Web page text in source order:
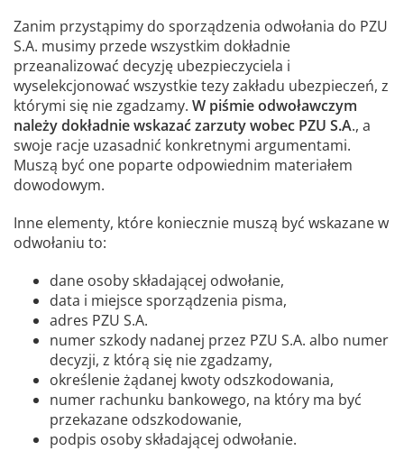
Zanim przystąpimy do sporządzenia odwołania do PZU
S.A. musimy przede wszystkim dokładnie
przeanalizować decyzję ubezpieczyciela i
wyselekcjonować wszystkie tezy zakładu ubezpieczeń, z
którymi się nie zgadzamy. W piśmie odwoławczym
należy dokładnie wskazać zarzuty wobec PZU S.A., a
swoje racje uzasadnić konkretnymi argumentami.
Muszą być one poparte odpowiednim materiałem
dowodowym.
Inne elementy, które koniecznie muszą być wskazane w
odwołaniu to:
dane osoby składającej odwołanie,
data i miejsce sporządzenia pisma,
adres PZU S.A.
numer szkody nadanej przez PZU S.A. albo numer
decyzji, z którą się nie zgadzamy,
określenie żądanej kwoty odszkodowania,
numer rachunku bankowego, na który ma być
przekazane odszkodowanie,
podpis osoby składającej odwołanie.